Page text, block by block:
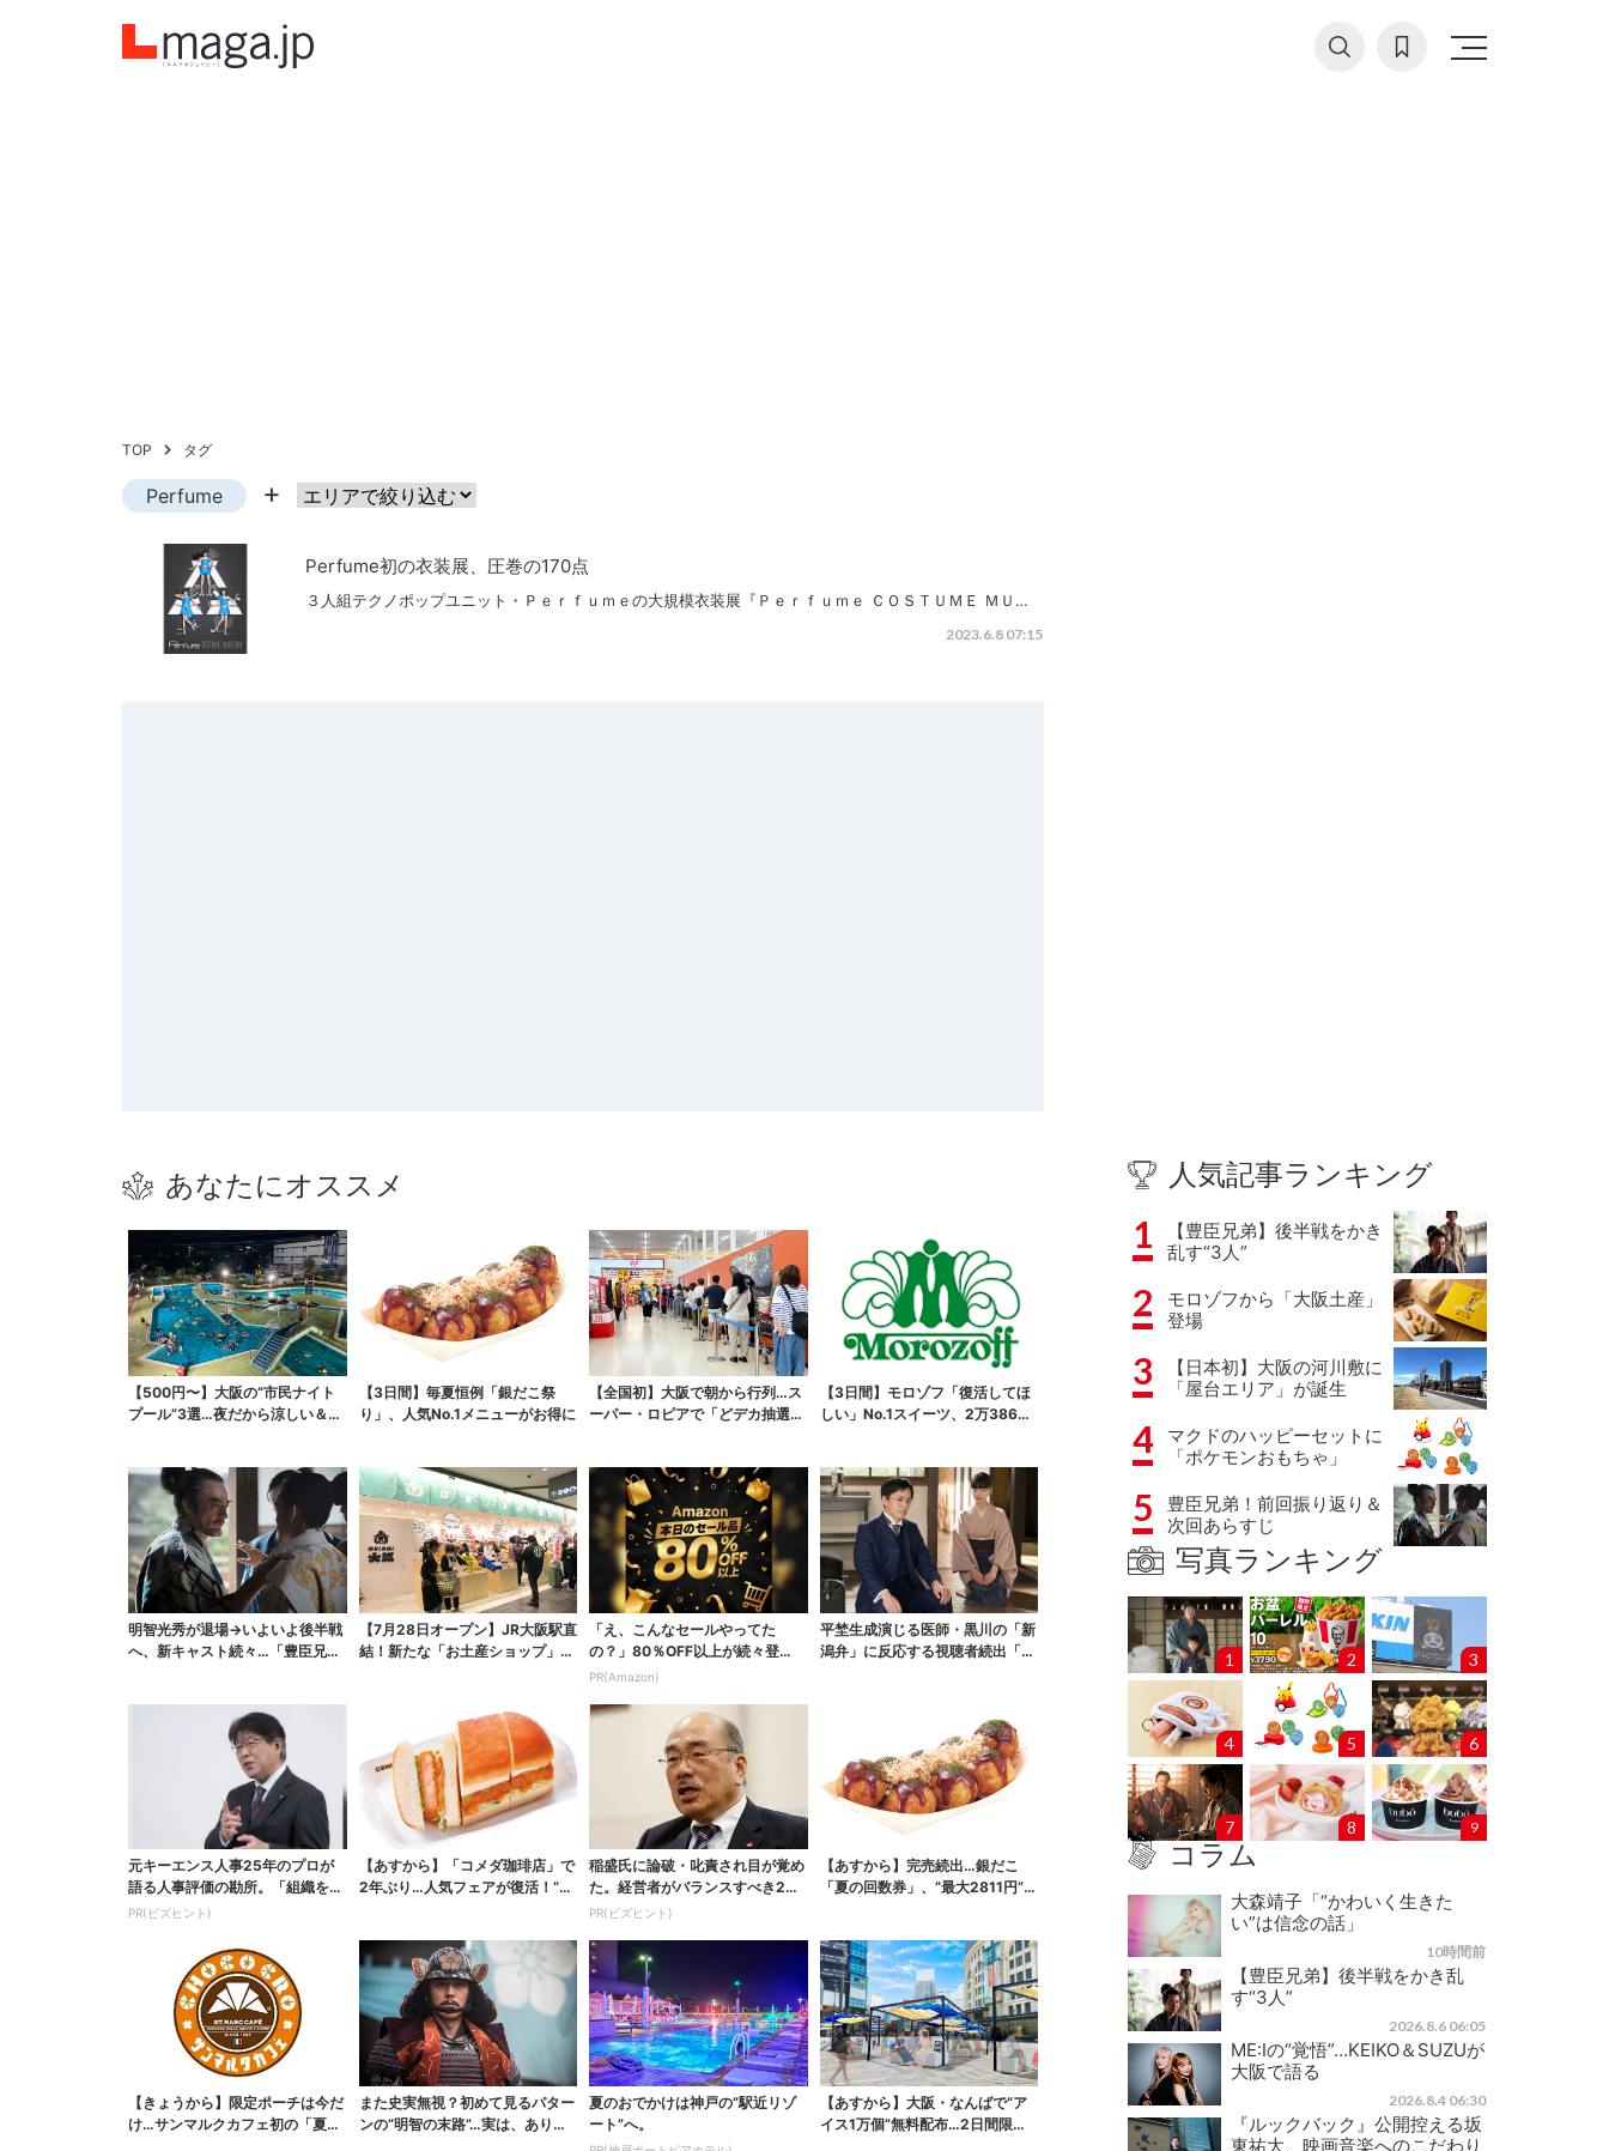
TOP タグ
Perfume
Perfume初の衣装展、圧巻の170点
３人組テクノポップユニット・Ｐｅｒｆｕｍｅの大規模衣装展『Ｐｅｒｆｕｍｅ ＣＯＳＴＵＭＥ ＭＵ…
2023.6.8 07:15
あなたにオススメ
【500円〜】大阪の“市民ナイト
プール”3選…夜だから涼しい＆コ
【3日間】毎夏恒例「銀だこ祭
り」、人気No.1メニューがお得に
【全国初】大阪で朝から行列…ス
ーパー・ロピアで「どデカ抽選
【3日間】モロゾフ「復活してほ
しい」No.1スイーツ、2万3865
明智光秀が退場→いよいよ後半戦
へ、新キャスト続々…「豊臣兄
【7月28日オープン】JR大阪駅直
結！新たな「お土産ショップ」、
「え、こんなセールやってた
の？」80％OFF以上が続々登
場！Amazonの本気が...
PR(Amazon)
平埜生成演じる医師・黒川の「新
潟弁」に反応する視聴者続出「グ
元キーエンス人事25年のプロが
語る人事評価の勘所。「組織を腐
らせるNG評価」とは...
PR(ビズヒント)
【あすから】「コメダ珈琲店」で
2年ぶり…人気フェアが復活！“ハ
稲盛氏に論破・叱責され目が覚め
た。経営者がバランスすべき2つ
の背反
PR(ビズヒント)
【あすから】完売続出…銀だこ
「夏の回数券」、“最大2811円”お
【きょうから】限定ポーチは今だ
け…サンマルクカフェ初の「夏福
また史実無視？初めて見るパター
ンの“明智の末路”…実は、ありえ
夏のおでかけは神戸の”駅近リゾ
ート”へ。
【あすから】大阪・なんばで“ア
イス1万個”無料配布…2日間限定
人気記事ランキング
1
【豊臣兄弟】後半戦をかき
乱す“3人”
2
モロゾフから「大阪土産」
登場
3
【日本初】大阪の河川敷に
「屋台エリア」が誕生
4
マクドのハッピーセットに
「ポケモンおもちゃ」
5
豊臣兄弟！前回振り返り＆
次回あらすじ
写真ランキング
1 2 3
4 5 6
7 8 9
コラム
大森靖子「“かわいく生きた
い”は信念の話」
10時間前
【豊臣兄弟】後半戦をかき乱
す“3人”
2026.8.6 06:05
ME:Iの“覚悟”…KEIKO＆SUZUが
大阪で語る
2026.8.4 06:30
『ルックバック』公開控える坂
東祐大、映画音楽へのこだわり